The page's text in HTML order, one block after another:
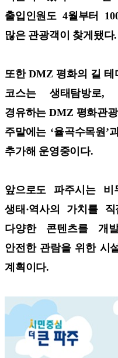
출입인원도 4월부터
많은 관광객이 찾게됐다.
또한 DMZ 평화의 길 테
코스는 생태탐방로,
경유하는 DMZ 평화관
주말에는 ‘율곡수목원’
추가해 운영중이다.
앞으로도 파주시는 비
생태·역사의 가치를
다양한 콘텐츠를 개
안전한 관람을 위한 시
계획이다.